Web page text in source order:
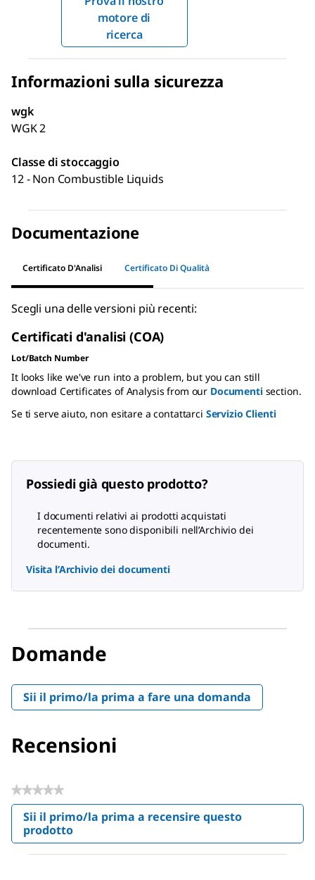
motore di
ricerca
Informazioni sulla sicurezza
wgk
WGK 2
Classe di stoccaggio
12 - Non Combustible Liquids
Documentazione
Certificato D'Analisi Certificato Di Qualità
Scegli una delle versioni più recenti:
Certificati d'analisi (COA)
Lot/Batch Number
It looks like we've run into a problem, but you can still
download Certificates of Analysis from our Documentisection.
Se ti serve aiuto, non esitare a contattarci Servizio Clienti
Possiedi già questo prodotto?
I documenti relativi ai prodotti acquistati
recentemente sono disponibili nell’Archivio dei
documenti.
Visita l’Archivio dei documenti
Domande
Sii il primo/la prima a fare una domanda
Recensioni
★★★★★
Nessuna
valutazione
Sii il primo/la prima a recensire questo
prodotto
Questa
azione